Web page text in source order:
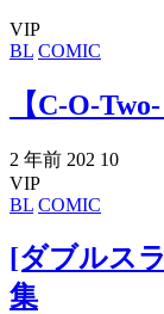
VIP
BL COMIC
【C-O-
2 年前 202 10
VIP
BL COMIC
[ダブルス
集